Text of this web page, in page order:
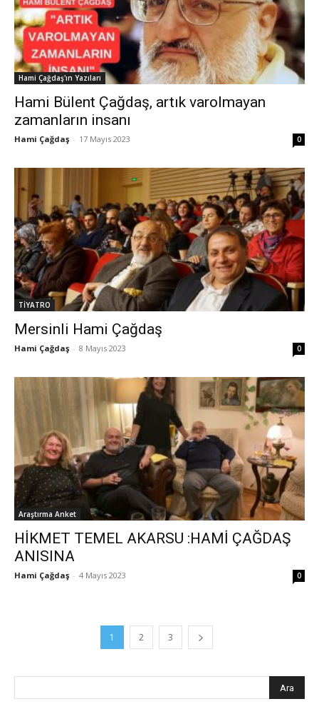
Hami Çağdaş'ın Yazıları
Hami Bülent Çağdaş, artık varolmayan
zamanların insanı
Hami Çağdaş - 17 Mayıs 2023 0
TİYATRO
Mersinli Hami Çağdaş
Hami Çağdaş - 8 Mayıs 2023 0
Araştırma Anket
HİKMET TEMEL AKARSU :HAMİ ÇAĞDAŞ
ANISINA
Hami Çağdaş - 4 Mayıs 2023 0
1 2 3